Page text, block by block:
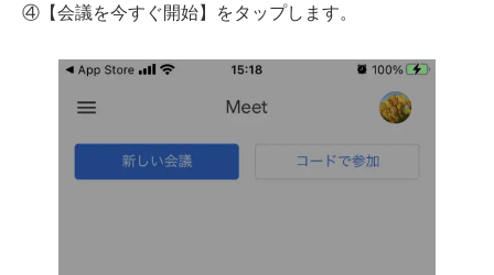
④【会議を今すぐ開始】をタップします。